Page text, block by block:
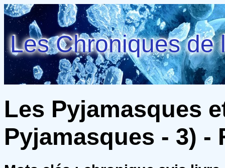
Les Chroniques de
Les Pyjamasques
Pyjamasques - 3) -